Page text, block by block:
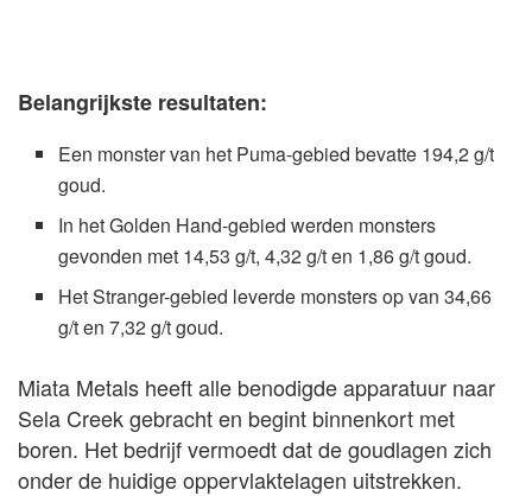
Belangrijkste resultaten:
Een monster van het Puma-gebied bevatte 194,2 g/t
goud.
In het Golden Hand-gebied werden monsters
gevonden met 14,53 g/t, 4,32 g/t en 1,86 g/t goud.
Het Stranger-gebied leverde monsters op van 34,66
g/t en 7,32 g/t goud.
Miata Metals heeft alle benodigde apparatuur naar
Sela Creek gebracht en begint binnenkort met
boren. Het bedrijf vermoedt dat de goudlagen zich
onder de huidige oppervlaktelagen uitstrekken.